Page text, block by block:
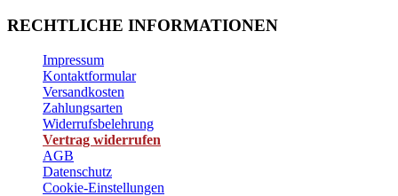
RECHTLICHE INFORMATIONEN
Impressum
Kontaktformular
Versandkosten
Zahlungsarten
Widerrufsbelehrung
Vertrag widerrufen
AGB
Datenschutz
Cookie-Einstellungen